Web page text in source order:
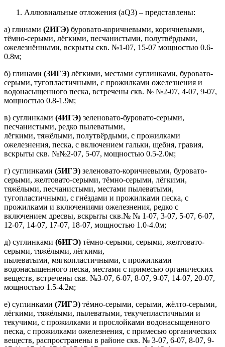
Аллювиальные отложения (aQ3) – представлены:
а) глинами (2ИГЭ) буровато-коричневыми, коричневыми,
тёмно-серыми, лёгкими, песчанистыми, полутвёрдыми,
ожелезнёнными, вскрыты скв. №1-07, 15-07 мощностью 0.6-
0.8м;
б) глинами (ЗИГЭ) лёгкими, местами суглинками, буровато-
серыми, тугопластичными, с прожилками ожелезнения и
водонасыщенного песка, встречены скв. № №2-07, 4-07, 9-07,
мощностью 0.8-1.9м;
в) суглинками (4ИГЭ) зеленовато-буровато-серыми,
песчанистыми, редко пылеватыми,
лёгкими, тяжёлыми, полутвёрдыми, с прожилками
ожелезнения, песка, с включением гальки, щебня, гравия,
вскрыты скв. №№2-07, 5-07, мощностью 0.5-2.0м;
г) суглинками (5ИГЭ) зеленовато-коричневыми, буровато-
серыми, желтовато-серыми, тёмно-серыми, лёгкими,
тяжёлыми, песчанистыми, местами пылеватыми,
тугопластичными, с гнёздами и прожилками песка, с
прожилками и включениями ожелезнения, редко с
включением дресвы, вскрыты скв.№ № 1-07, 3-07, 5-07, 6-07,
12-07, 14-07, 17-07, 18-07, мощностью 1.0-4.0м;
д) суглинками (6ИГЭ) тёмно-серыми, серыми, желтовато-
серыми, тяжёлыми, лёгкими,
пылеватыми, мягкопластичными, с прожилками
водонасыщенного песка, местами с примесью органических
веществ, встречены скв. №3-07, 6-07, 8-07, 9-07, 14-07, 20-07,
мощностью 1.5-4.2м;
е) суглинками (7ИГЭ) тёмно-серыми, серыми, жёлто-серыми,
лёгкими, тяжёлыми, пылеватыми, текучепластичными и
текучими, с прожилками и прослойками водонасыщенного
песка, с прожилками ожелезнения, с примесью органических
веществ, распространены в районе скв. № 3-07, 6-07, 8-07, 9-